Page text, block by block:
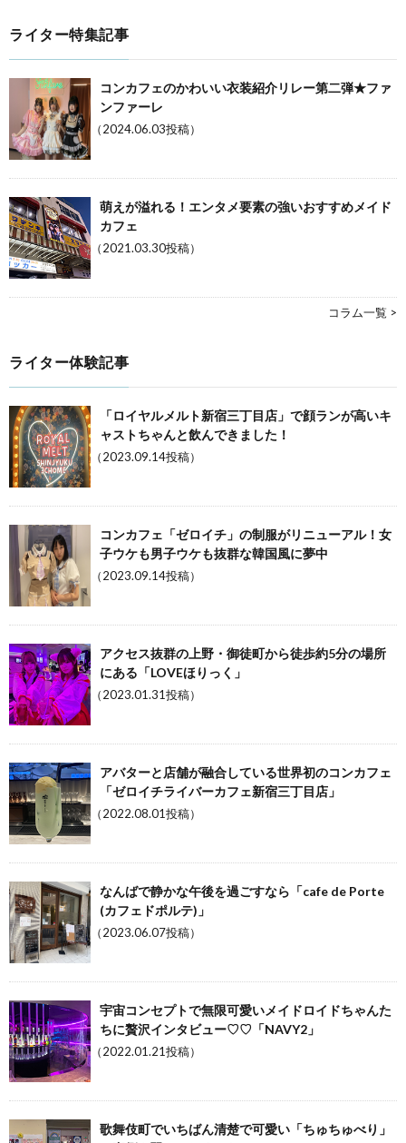
ライター特集記事
コンカフェのかわいい衣装紹介リレー第二弾★ファ
ンファーレ
（2024.06.03投稿）
萌えが溢れる！エンタメ要素の強いおすすめメイド
カフェ
（2021.03.30投稿）
コラム一覧 >
ライター体験記事
「ロイヤルメルト新宿三丁目店」で顔ランが高いキ
ャストちゃんと飲んできました！
（2023.09.14投稿）
コンカフェ「ゼロイチ」の制服がリニューアル！女
子ウケも男子ウケも抜群な韓国風に夢中
（2023.09.14投稿）
アクセス抜群の上野・御徒町から徒歩約5分の場所
にある「LOVEほりっく」
（2023.01.31投稿）
アバターと店舗が融合している世界初のコンカフェ
「ゼロイチライバーカフェ新宿三丁目店」
（2022.08.01投稿）
なんばで静かな午後を過ごすなら「cafe de Porte
(カフェドポルテ)」
（2023.06.07投稿）
宇宙コンセプトで無限可愛いメイドロイドちゃんた
ちに贅沢インタビュー♡♡「NAVY2」
（2022.01.21投稿）
歌舞伎町でいちばん清楚で可愛い「ちゅちゅべり」